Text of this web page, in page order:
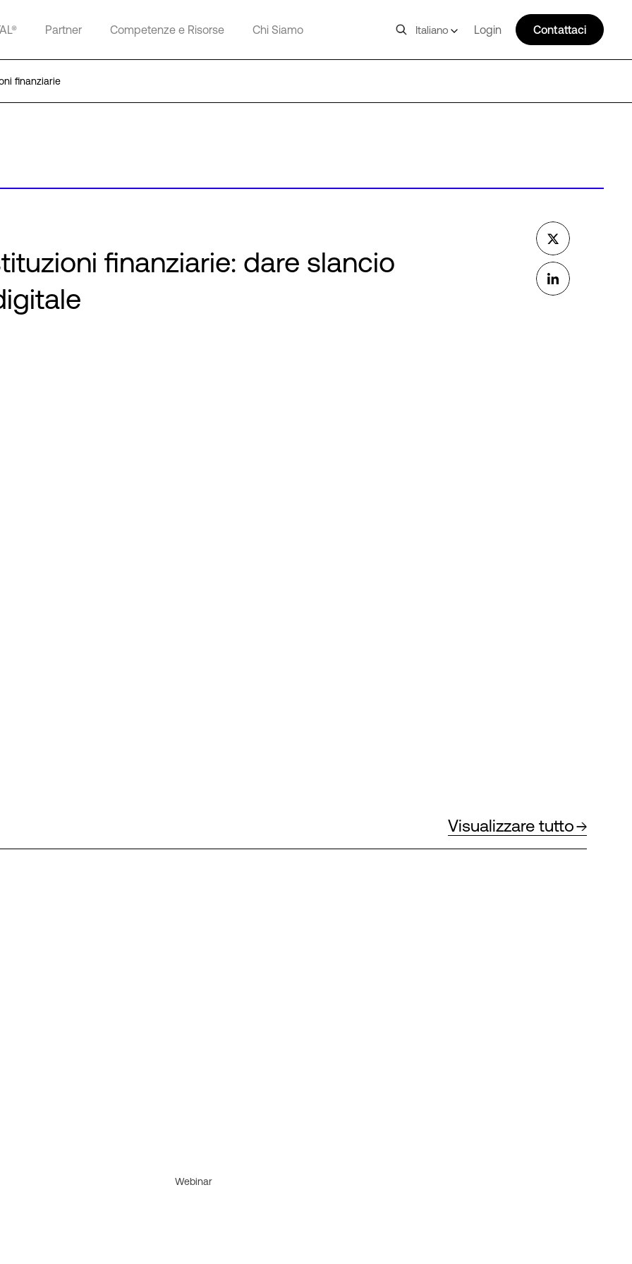
Partner Competenze e Risorse Chi Siamo Italiano Login Contattaci
finanziarie
finanziarie: dare slancio
Visualizzare tutto
Webinar